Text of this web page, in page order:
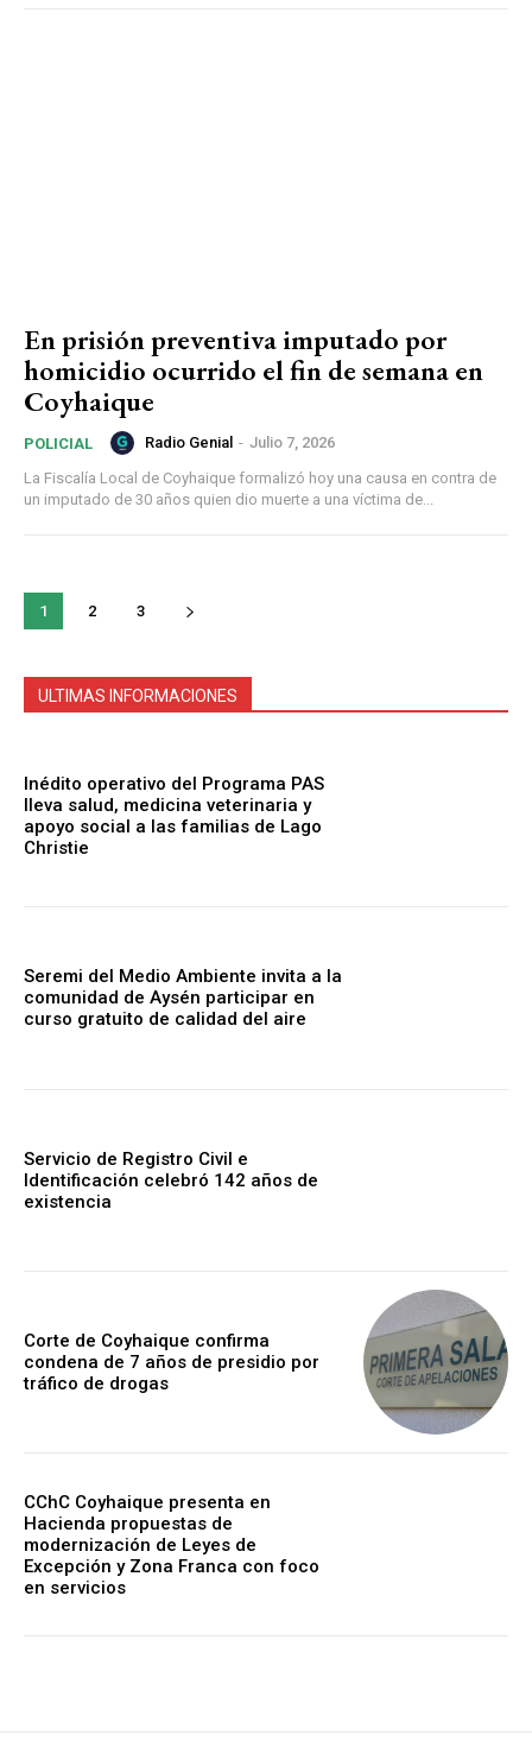
En prisión preventiva imputado por
homicidio ocurrido el fin de semana en
Coyhaique
POLICIAL Radio Genial - Julio 7, 2026
La Fiscalía Local de Coyhaique formalizó hoy una causa en contra de
un imputado de 30 años quien dio muerte a una víctima de...
1 2 3
ULTIMAS INFORMACIONES
Inédito operativo del Programa PAS
lleva salud, medicina veterinaria y
apoyo social a las familias de Lago
Christie
Seremi del Medio Ambiente invita a la
comunidad de Aysén participar en
curso gratuito de calidad del aire
Servicio de Registro Civil e
Identificación celebró 142 años de
existencia
Corte de Coyhaique confirma
condena de 7 años de presidio por
tráfico de drogas
CChC Coyhaique presenta en
Hacienda propuestas de
modernización de Leyes de
Excepción y Zona Franca con foco
en servicios